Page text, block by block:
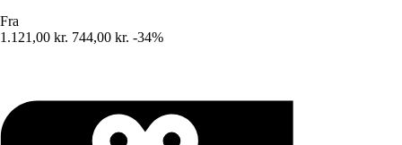
Fra
1.121,00 kr. 744,00 kr. -34%